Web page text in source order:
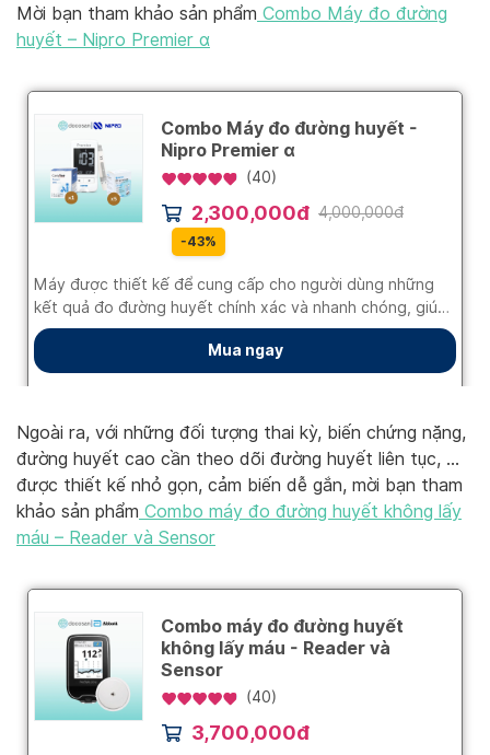
Mời bạn tham khảo sản phẩm Combo Máy đo đường
huyết – Nipro Premier α
Ngoài ra, với những đối tượng thai kỳ, biến chứng nặng,
đường huyết cao cần theo dõi đường huyết liên tục, …
được thiết kế nhỏ gọn, cảm biến dễ gắn, mời bạn tham
khảo sản phẩm Combo máy đo đường huyết không lấy
máu – Reader và Sensor